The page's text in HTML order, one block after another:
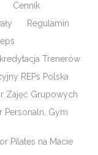
Cennik
Regulamin
Trenerów
REPs Polska
Zajęć Grupowych
Personaln, Gym
Pilates na Macie